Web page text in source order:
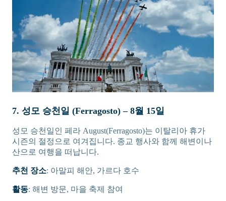
7. 성모 승천일 (Ferragosto) – 8월 15일
성모 승천일인 페라 August(Ferragosto)는 이탈리아 휴가
시즌의 절정으로 여겨집니다. 종교 행사와 함께 해변이나
산으로 여행을 떠납니다.
추천 장소: 아말피 해안, 가르다 호수
활동: 해변 방문, 마을 축제 참여